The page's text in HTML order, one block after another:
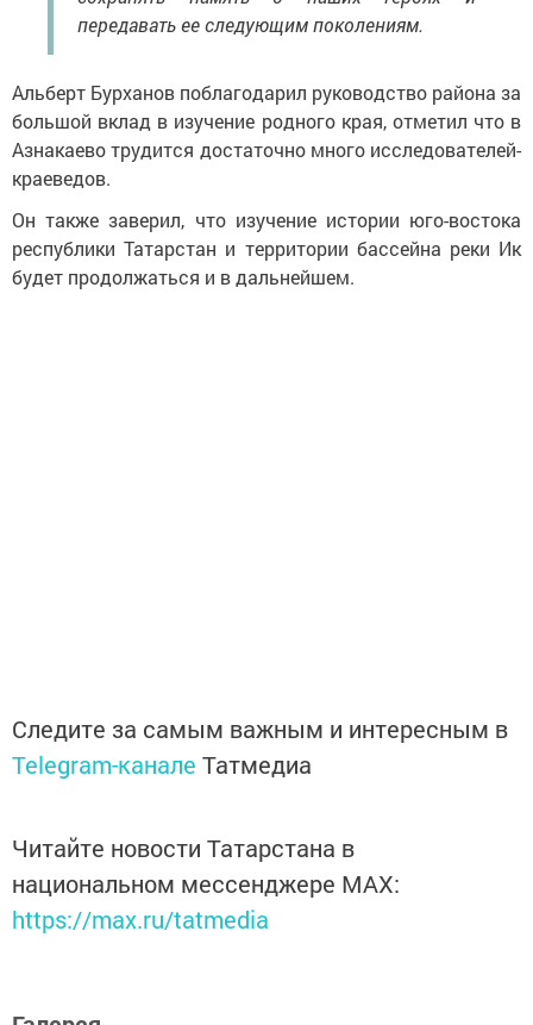
передавать ее следующим поколениям.
Альберт Бурханов поблагодарил руководство района за
большой вклад в изучение родного края, отметил что в
Азнакаево трудится достаточно много исследователей-
краеведов.
Он также заверил, что изучение истории юго-востока
республики Татарстан и территории бассейна реки Ик
будет продолжаться и в дальнейшем.
Следите за самым важным и интересным в
Telegram-канале Татмедиа
Читайте новости Татарстана в
национальном мессенджере MАХ:
https://max.ru/tatmedia